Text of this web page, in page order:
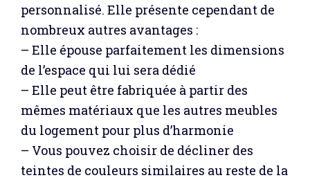
personnalisé. Elle présente cependant de
nombreux autres avantages :
– Elle épouse parfaitement les dimensions
de l’espace qui lui sera dédié
– Elle peut être fabriquée à partir des
mêmes matériaux que les autres meubles
du logement pour plus d’harmonie
– Vous pouvez choisir de décliner des
teintes de couleurs similaires au reste de la